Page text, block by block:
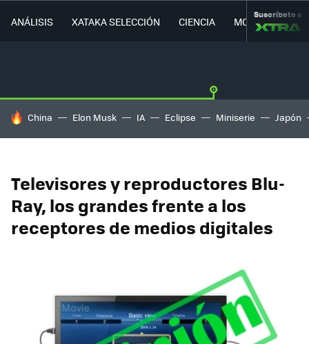
ANÁLISIS XATAKA SELECCIÓN CIENCIA MOVILIDAD
Suscríbete a
HOY SE HABLA DE
China Elon Musk IA Eclipse Miniserie Japón
Televisores y reproductores Blu-
Ray, los grandes frente a los
receptores de medios digitales